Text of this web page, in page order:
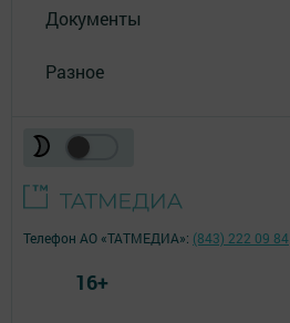
Документы
Разное
Телефон АО «ТАТМЕДИА»: (843) 222 09 84
16+